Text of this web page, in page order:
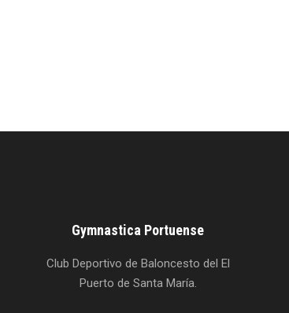
Gymnastica Portuense
Club Deportivo de Baloncesto del El
Puerto de Santa María.